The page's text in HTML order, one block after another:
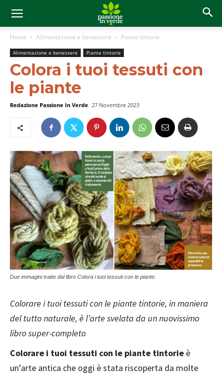
Home Alimentazione e benessere Piante tintorie
Alimentazione e benessere Piante tintorie
Colora i tuoi tessuti con
le piante
Redazione Passione In Verde 27 Novembre 2023
Due immagini tratte dal libro Colora i tuoi tessuti con le piante.
Colorare i tuoi tessuti con le piante tintorie, in maniera
del tutto naturale, è l’arte svelata da un nuovissimo
libro super-completo
Colorare i tuoi tessuti con le piante tintorie è
un’arte antica che oggi è stata riscoperta da molte